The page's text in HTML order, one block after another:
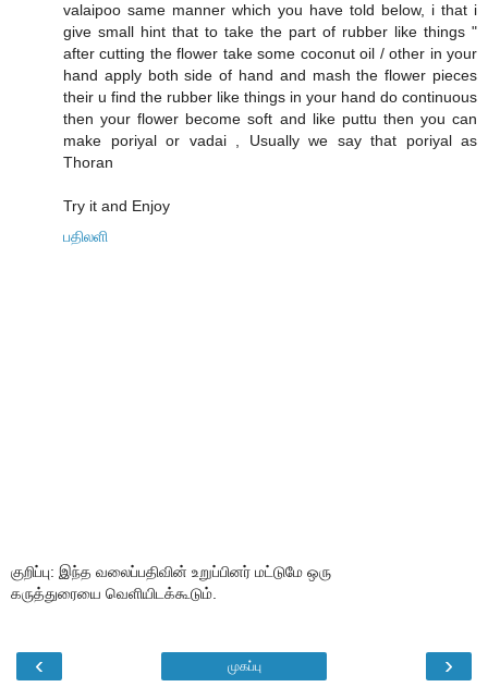
valaipoo same manner which you have told below, i that i
give small hint that to take the part of rubber like things "
after cutting the flower take some coconut oil / other in your
hand apply both side of hand and mash the flower pieces
their u find the rubber like things in your hand do continuous
then your flower become soft and like puttu then you can
make poriyal or vadai , Usually we say that poriyal as
Thoran
Try it and Enjoy
பதிலளி
குறிப்பு: இந்த வலைப்பதிவின் உறுப்பினர் மட்டுமே ஒரு
கருத்துரையை வெளியிடக்கூடும்.
‹ ›
முகப்பு